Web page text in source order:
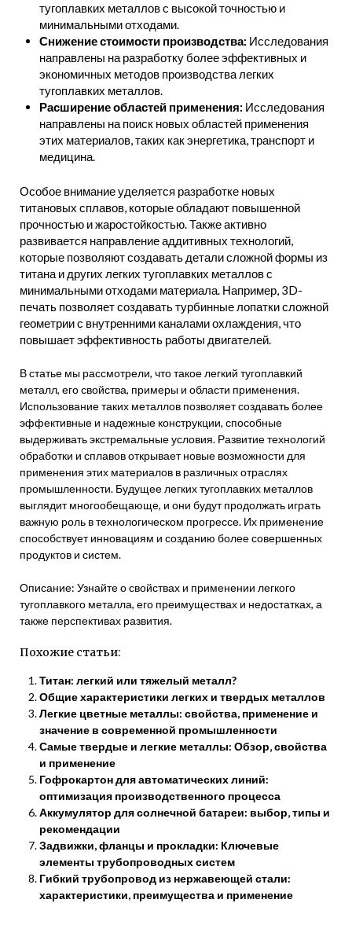
тугоплавких металлов с высокой точностью и
минимальными отходами.
Снижение стоимости производства: Исследования
направлены на разработку более эффективных и
экономичных методов производства легких
тугоплавких металлов.
Расширение областей применения: Исследования
направлены на поиск новых областей применения
этих материалов, таких как энергетика, транспорт и
медицина.
Особое внимание уделяется разработке новых
титановых сплавов, которые обладают повышенной
прочностью и жаростойкостью. Также активно
развивается направление аддитивных технологий,
которые позволяют создавать детали сложной формы из
титана и других легких тугоплавких металлов с
минимальными отходами материала. Например, 3D-
печать позволяет создавать турбинные лопатки сложной
геометрии с внутренними каналами охлаждения, что
повышает эффективность работы двигателей.
В статье мы рассмотрели, что такое легкий тугоплавкий
металл, его свойства, примеры и области применения.
Использование таких металлов позволяет создавать более
эффективные и надежные конструкции, способные
выдерживать экстремальные условия. Развитие технологий
обработки и сплавов открывает новые возможности для
применения этих материалов в различных отраслях
промышленности. Будущее легких тугоплавких металлов
выглядит многообещающе, и они будут продолжать играть
важную роль в технологическом прогрессе. Их применение
способствует инновациям и созданию более совершенных
продуктов и систем.
Описание: Узнайте о свойствах и применении легкого
тугоплавкого металла, его преимуществах и недостатках, а
также перспективах развития.
Похожие статьи:
Титан: легкий или тяжелый металл?
Общие характеристики легких и твердых металлов
Легкие цветные металлы: свойства, применение и
значение в современной промышленности
Самые твердые и легкие металлы: Обзор‚ свойства
и применение
Гофрокартон для автоматических линий:
оптимизация производственного процесса
Аккумулятор для солнечной батареи: выбор‚ типы и
рекомендации
Задвижки, фланцы и прокладки: Ключевые
элементы трубопроводных систем
Гибкий трубопровод из нержавеющей стали:
характеристики, преимущества и применение